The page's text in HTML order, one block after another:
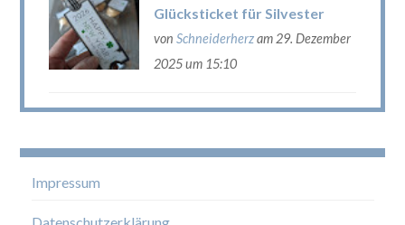
Glücksticket für Silvester
von Schneiderherzam 29. Dezember
2025 um 15:10
Impressum